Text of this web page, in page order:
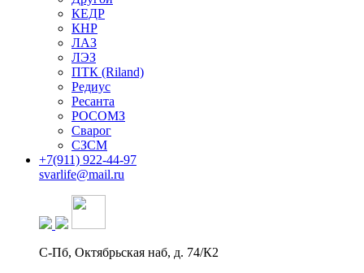
КЕДР
КНР
ЛАЗ
ЛЭЗ
ПТК (Riland)
Редиус
Ресанта
РОСОМЗ
Сварог
СЗСМ
+7(911) 922-44-97
svarlife@mail.ru
С-Пб, Октябрьская наб, д. 74/К2